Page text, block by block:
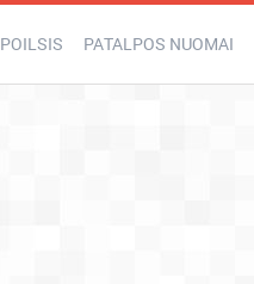
POILSIS PATALPOS NUOMAI